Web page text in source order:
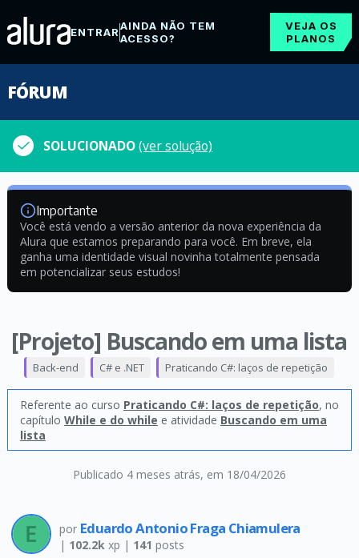
ENTRARAINDA NÃO TEM
ACESSO?
VEJA OS
PLANOS
FÓRUM
SOLUCIONADO(ver solução)
Importante
Você está vendo a versão anterior da nova experiência da
Alura que estamos preparando para você. Em breve, ela
ganha uma identidade visual novinha totalmente pensada
em potencializar seus estudos!
[Projeto] Buscando em uma lista
Publicado 4 meses atrás, em 18/04/2026
Back-end C# e .NET Praticando C#: laços de repetição
Referente ao curso Praticando C#: laços de repetição, no
capítulo While e do while e atividade Buscando em uma
lista
por Eduardo Antonio Fraga Chiamulera
| 102.2kxp | 141 posts